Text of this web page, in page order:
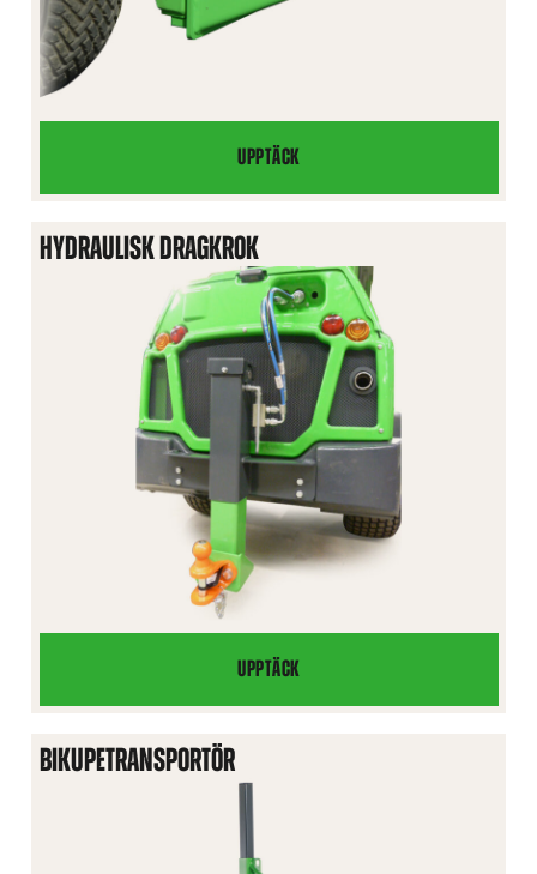
UPPTÄCK
KULKOPPLING,
FRONTMONTERAD
HYDRAULISK DRAGKROK
UPPTÄCK
HYDRAULISK
DRAGKROK
BIKUPETRANSPORTÖR